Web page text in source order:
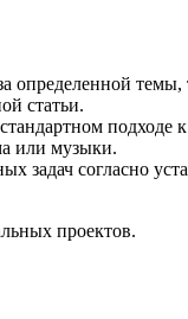
определенной
статьи.
или музыки.
задач согласно
проектов.